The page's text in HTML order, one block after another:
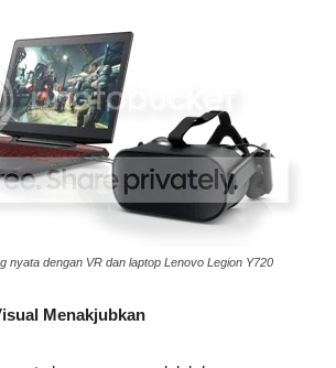
nyata dengan VR dan laptop Lenovo Legion Y720
Menakjubkan